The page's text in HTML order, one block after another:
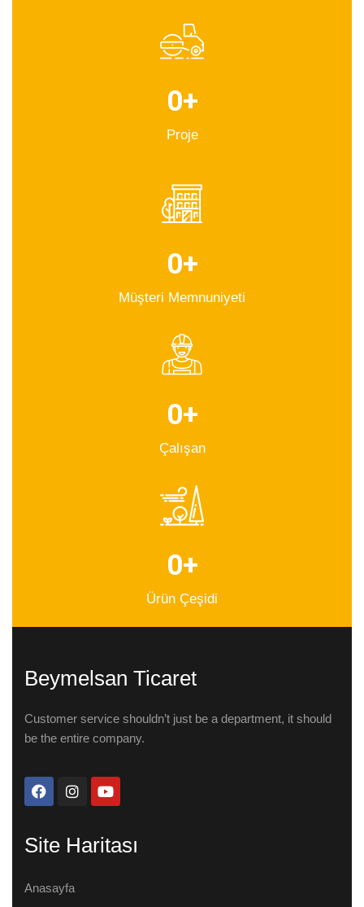
Proje
0+
Müşteri Memnuniyeti
0+
Çalışan
0+
Ürün Çeşidi
0+
Beymelsan Ticaret
Customer service shouldn’t just be a department, it should
be the entire company.
Site Haritası
Anasayfa